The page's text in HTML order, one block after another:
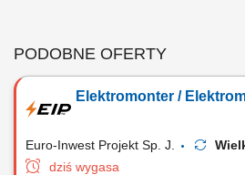
PODOBNE OFERTY
Elektromonter /
Euro-Inwest Projekt Sp. J.
dziś wygasa